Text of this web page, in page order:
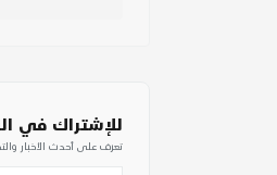
للإشتراك في
تعرف على أحدث الأخبار